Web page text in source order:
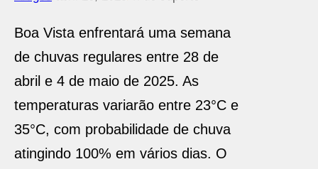
Boa Vista enfrentará uma semana
de chuvas regulares entre 28 de
abril e 4 de maio de 2025. As
temperaturas variarão entre 23°C e
35°C, com probabilidade de chuva
atingindo 100% em vários dias. O